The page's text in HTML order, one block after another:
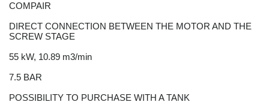
COMPAIR
DIRECT CONNECTION BETWEEN THE MOTOR AND THE
SCREW STAGE
55 kW, 10.89 m3/min
7.5 BAR
POSSIBILITY TO PURCHASE WITH A TANK